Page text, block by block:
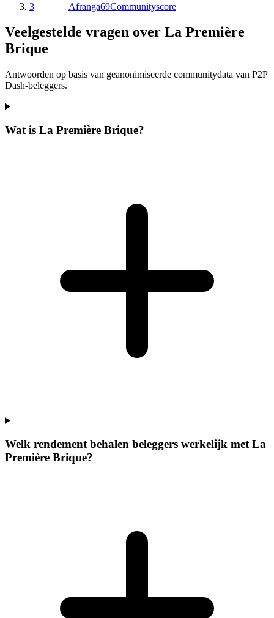
3 Afranga69Communityscore
Veelgestelde vragen over La Première
Brique
Antwoorden op basis van geanonimiseerde communitydata van P2P
Dash-beleggers.
Wat is La Première Brique?
Welk rendement behalen beleggers werkelijk met La
Première Brique?